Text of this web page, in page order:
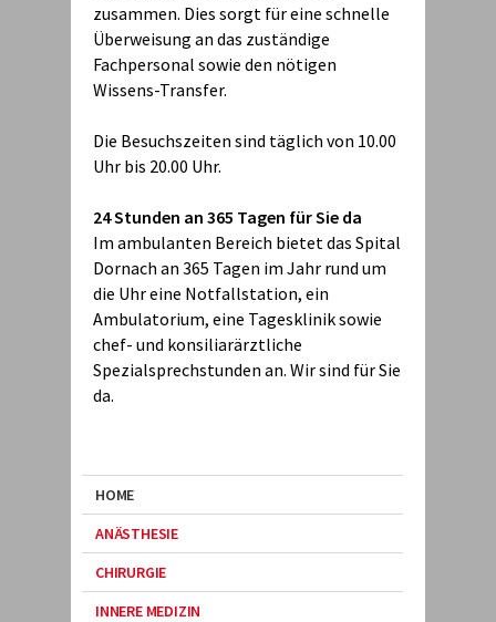
zusammen. Dies sorgt für eine schnelle
Überweisung an das zuständige
Fachpersonal sowie den nötigen
Wissens-Transfer.
Die Besuchszeiten sind täglich von 10.00
Uhr bis 20.00 Uhr.
24 Stunden an 365 Tagen für Sie da
Im ambulanten Bereich bietet das Spital
Dornach an 365 Tagen im Jahr rund um
die Uhr eine Notfallstation, ein
Ambulatorium, eine Tagesklinik sowie
chef- und konsiliarärztliche
Spezialsprechstunden an. Wir sind für Sie
da.
HOME
ANÄSTHESIE
CHIRURGIE
INNERE MEDIZIN